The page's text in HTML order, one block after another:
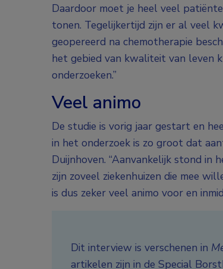
Daardoor moet je heel veel
tonen. Tegelijkertijd zijn er al veel
geopereerd na chemotherapie
het gebied van kwaliteit van leven
onderzoeken.”
Veel animo
De studie is vorig jaar gestart en
in het onderzoek is zo groot dat
Duijnhoven. “Aanvankelijk stond in
zijn zoveel ziekenhuizen die mee
is dus zeker veel animo voor en
Dit interview is verschenen in
artikelen zijn in de Special